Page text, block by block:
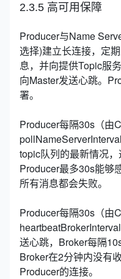
2.3.5 高可用保障
Producer与Name
选择)建立长连接，定
息，并向提供Topic服
向Master发送心跳。
署。
Producer每隔30s（由
topic队列的最新情况，
Producer最多30s能够
所有消息都会失败。
Producer每隔30s（由
送心跳，Broker每隔
Broker在2分钟内没有
Producer的连接。